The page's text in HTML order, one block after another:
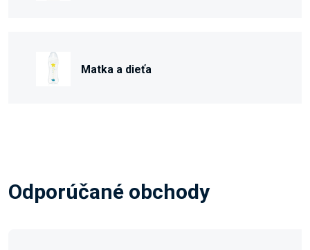
Matka a dieťa
Odporúčané obchody